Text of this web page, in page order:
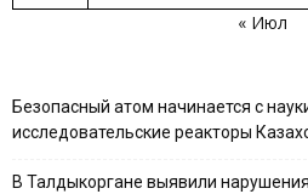
« Июл
Безопасный атом начинается с
исследовательские реакторы
В Талдыкоргане выявили